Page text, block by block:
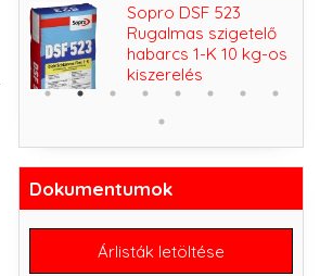
Sopro DSF 523
Rugalmas szigetelő
habarcs 1-K 10 kg-os
kiszerelés
Dokumentumok
Árlisták letöltése